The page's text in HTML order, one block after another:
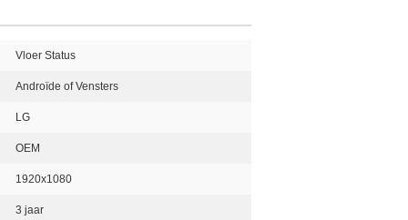
Vloer Status
Androïde of Vensters
LG
OEM
1920x1080
3 jaar